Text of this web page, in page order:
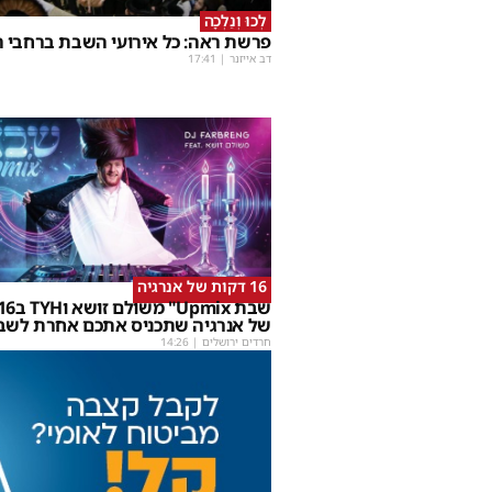
לְכוּ וְנֵלְכָה
פרשת ראה: כל אירועי השבת ברחבי
דב אייזנר |
17:41
16 דקות של אנרגיה
של אנרגיה שתכניס אתכם אחרת
חרדים ירושלים |
14:26